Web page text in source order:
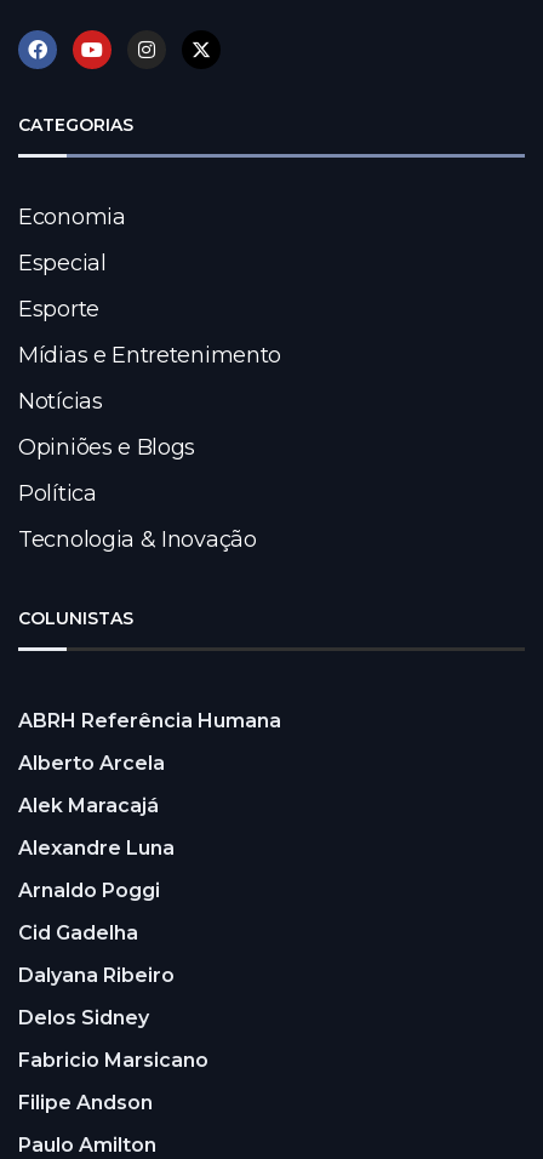
CATEGORIAS
Economia
Especial
Esporte
Mídias e Entretenimento
Notícias
Opiniões e Blogs
Política
Tecnologia & Inovação
COLUNISTAS
ABRH Referência Humana
Alberto Arcela
Alek Maracajá
Alexandre Luna
Arnaldo Poggi
Cid Gadelha
Dalyana Ribeiro
Delos Sidney
Fabricio Marsicano
Filipe Andson
Paulo Amilton